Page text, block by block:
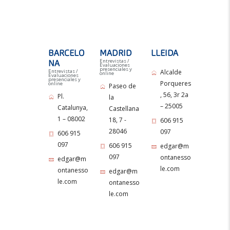
BARCELO
NA
Entrevistas /
Evaluaciones
presenciales y
online
Pl.
Catalunya,
1 – 08002
606 915
097
edgar@m
ontanesso
le.com
MADRID
Entrevistas /
Evaluaciones
presenciales y
online
Paseo de
la
Castellana
18, 7 -
28046
606 915
097
edgar@m
ontanesso
le.com
LLEIDA
Alcalde
Porqueres
, 56, 3r 2a
– 25005
606 915
097
edgar@m
ontanesso
le.com